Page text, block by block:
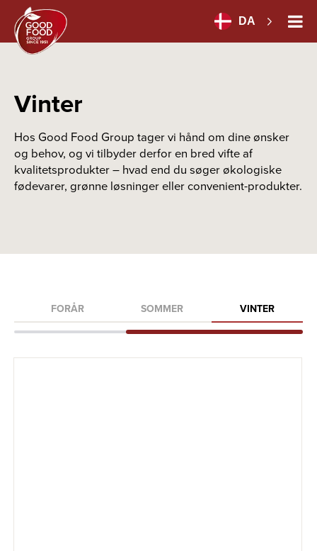
DA
Vinter
Hos Good Food Group tager vi hånd om dine ønsker
og behov, og vi tilbyder derfor en bred vifte af
kvalitetsprodukter – hvad end du søger økologiske
fødevarer, grønne løsninger eller convenient-produkter.
FORÅR SOMMER VINTER